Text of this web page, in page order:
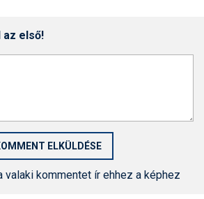
az első!
valaki kommentet ír ehhez a képhez